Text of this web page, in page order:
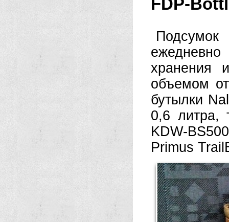
FDP-
хранения
объемом
бутылки
0,6 литра,
KDW-
Primus